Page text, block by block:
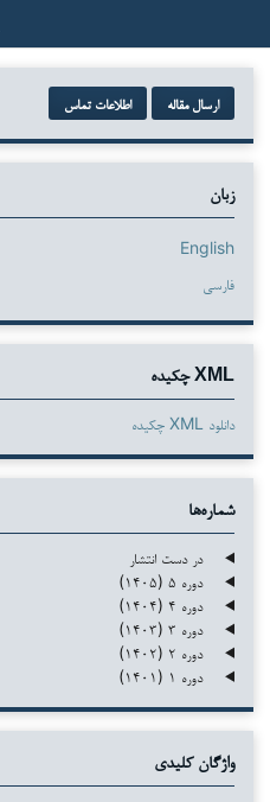
ارسال مقاله اطلاعات تماس
زبان
English
فارسی
XML چکیده
دانلود XML چکیده
شماره‌ها
در دست انتشار
دوره ۵ (۱۴۰۵)
دوره ۴ (۱۴۰۴)
دوره ۳ (۱۴۰۳)
دوره ۲ (۱۴۰۲)
دوره ۱ (۱۴۰۱)
واژگان کلیدی